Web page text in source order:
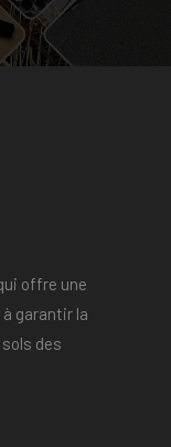
offre une
garantir la
des